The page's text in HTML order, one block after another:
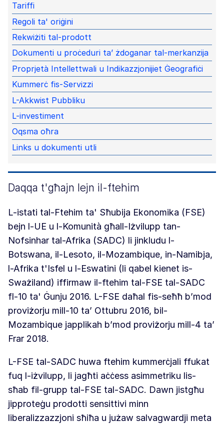
Tariffi
Regoli ta' oriġini
Rekwiżiti tal-prodott
Dokumenti u proċeduri ta’ żdoganar tal-merkanzija
Proprjetà Intellettwali u Indikazzjonijiet Ġeografiċi
Kummerċ fis-Servizzi
L-Akkwist Pubbliku
L-investiment
Oqsma oħra
Links u dokumenti utli
Daqqa t'għajn lejn il-ftehim
L-istati tal-Ftehim ta' Sħubija Ekonomika (FSE)
bejn l-UE u l-Komunità għall-Iżvilupp tan-
Nofsinhar tal-Afrika (SADC) li jinkludu l-
Botswana, il-Lesoto, il-Mozambique, in-Namibja,
l-Afrika t'Isfel u l-Eswatini (li qabel kienet is-
Sważiland) iffirmaw il-ftehim tal-FSE tal-SADC
fl-10 ta' Ġunju 2016. L-FSE daħal fis-seħħ b’mod
proviżorju mill-10 ta’ Ottubru 2016, bil-
Mozambique japplikah b’mod proviżorju mill-4 ta’
Frar 2018.
L-FSE tal-SADC huwa ftehim kummerċjali ffukat
fuq l-iżvilupp, li jagħti aċċess asimmetriku lis-
sħab fil-grupp tal-FSE tal-SADC. Dawn jistgħu
jipproteġu prodotti sensittivi minn
liberalizzazzjoni sħiħa u jużaw salvagwardji meta